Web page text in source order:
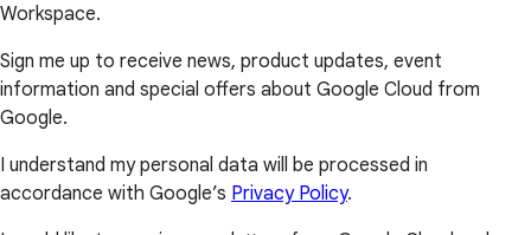
Workspace.
Sign me up to receive news, product updates, event
information and special offers about Google Cloud from
Google.
I understand my personal data will be processed in
accordance with Google’s Privacy Policy.